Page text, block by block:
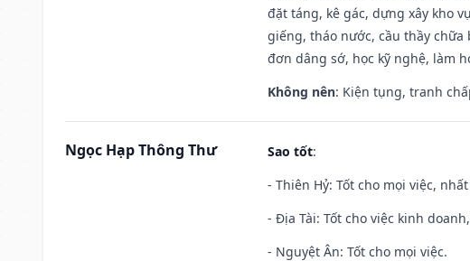
đặt táng, kê gác, dựng xây kho
giếng, tháo nước, cầu thầy
đơn dâng sớ, học kỹ nghệ, làm
Không nên: Kiện tụng, tranh
Ngọc Hạp Thông Thư Sao tốt:
- Thiên Hỷ: Tốt cho mọi việc,
- Địa Tài: Tốt cho việc kinh
- Nguyệt Ân: Tốt cho mọi việc.